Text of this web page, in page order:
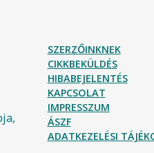
SZERZŐINKNEK
CIKKBEKÜLDÉS
HIBABEJELENTÉS
KAPCSOLAT
IMPRESSZUM
ÁSZF
ADATKEZELÉSI